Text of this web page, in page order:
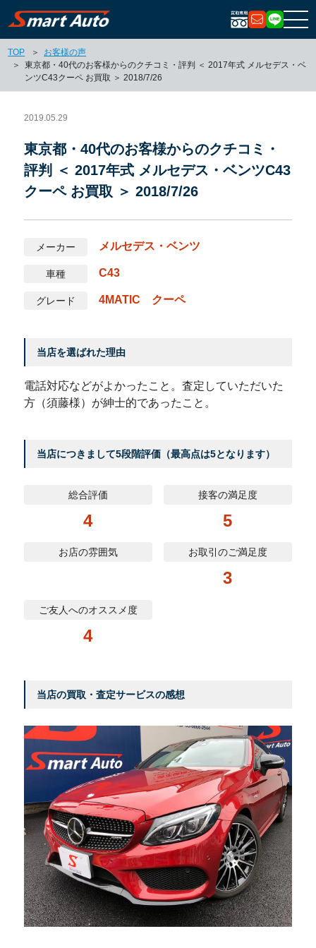
お問い合
LINE
TOP
お客様の声
東京都・40代のお客様からのクチコミ・評判 ＜ 2017年式 メルセデス・ベ
ンツC43クーペ お買取 ＞ 2018/7/26
2019.05.29
東京都・40代のお客様からのクチコミ・
評判 ＜ 2017年式 メルセデス・ベンツC43
クーペ お買取 ＞ 2018/7/26
メーカー メルセデス・ベンツ
車種 C43
グレード 4MATIC クーペ
当店を選ばれた理由
電話対応などがよかったこと。査定していただいた
方（須藤様）が紳士的であったこと。
当店につきまして5段階評価（最高点は5となります）
総合評価
4
接客の満足度
5
お店の雰囲気 お取引のご満足度
3
ご友人へのオススメ度
4
当店の買取・査定サービスの感想